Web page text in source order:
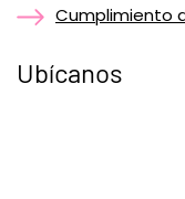
Cumplimiento
Ubícanos